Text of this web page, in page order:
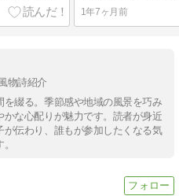
1年7ヶ月前
物詩紹介
綴る。季節感や地域の風景を巧み
な心配りが魅力です。読者が身近
伝わり、誰もが参加したくなる気